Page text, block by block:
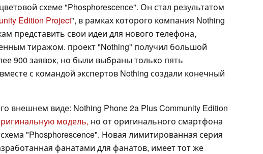
схеме "Phosphorescence". Он стал результатом
Edition Project", в рамках которого компания Nothing
представить свои идеи для нового телефона,
тиражом. проект "Nothing" получил большой
900 заявок, но были выбраны только пять
с командой экспертов Nothing создали конечный
внешнем виде: Nothing Phone 2a Plus Community Edition
модель, но от оригинального смартфона
"Phosphorescence". Новая лимитированная серия
фанатами для фанатов, имеет тот же